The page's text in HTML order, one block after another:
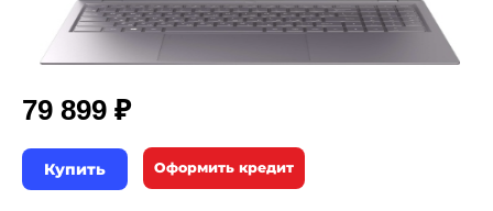
79 899 ₽
Купить Оформить кредит